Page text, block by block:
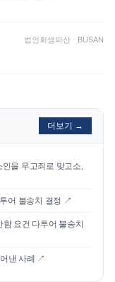
법인회생파산 · BUSAN
더보기 →
을 무고죄로 맞고소,
어 불송치 결정 ↗
요건 다투어 불송치
낸 사례 ↗